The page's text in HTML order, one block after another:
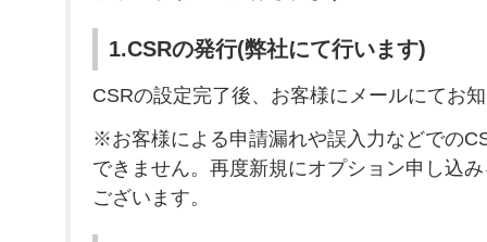
1.CSRの発行(弊社にて行います)
CSRの設定完了後、お客様にメールにてお
※お客様による申請漏れや誤入力などでの
できません。再度新規にオプション申し込
ございます。